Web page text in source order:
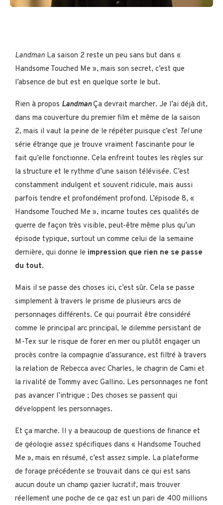
Landman La saison 2 reste un peu sans but dans «
Handsome Touched Me », mais son secret, c’est que
l’absence de but est en quelque sorte le but.
Rien à propos LandmanÇa devrait marcher. Je l’ai déjà dit,
dans ma couverture du premier film et même de la saison
2, mais il vaut la peine de le répéter puisque c’est Telune
série étrange que je trouve vraiment fascinante pour le
fait qu’elle fonctionne. Cela enfreint toutes les règles sur
la structure et le rythme d’une saison télévisée. C’est
constamment indulgent et souvent ridicule, mais aussi
parfois tendre et profondément profond. L’épisode 8, «
Handsome Touched Me », incarne toutes ces qualités de
guerre de façon très visible, peut-être même plus qu’un
épisode typique, surtout un comme celui de la semaine
dernière, qui donne le impression que rien ne se passe
du tout.
Mais il se passe des choses ici, c’est sûr. Cela se passe
simplement à travers le prisme de plusieurs arcs de
personnages différents. Ce qui pourrait être considéré
comme le principal arc principal, le dilemme persistant de
M-Tex sur le risque de forer en mer ou plutôt engager un
procès contre la compagnie d’assurance, est filtré à travers
la relation de Rebecca avec Charles, le chagrin de Cami et
la rivalité de Tommy avec Gallino. Les personnages ne font
pas avancer l’intrigue ; Des choses se passent qui
développent les personnages.
Et ça marche. Il y a beaucoup de questions de finance et
de géologie assez spécifiques dans « Handsome Touched
Me », mais en résumé, c’est assez simple. La plateforme
de forage précédente se trouvait dans ce qui est sans
aucun doute un champ gazier lucratif, mais trouver
réellement une poche de ce gaz est un pari de 400 millions